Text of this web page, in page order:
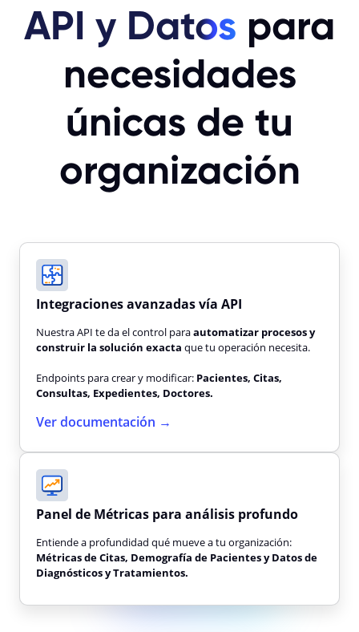
API y Datos para
necesidades
únicas de tu
organización
Integraciones avanzadas vía API
Nuestra API te da el control paraautomatizar procesos y
construir la solución exacta que tu operación necesita.
Endpoints para crear y modificar: Pacientes, Citas,
Consultas, Expedientes, Doctores.
Ver documentación →
Panel de Métricas para análisis profundo
Entiende a profundidad qué mueve a tu organización:
Métricas de Citas, Demografía de Pacientes y Datos de
Diagnósticos y Tratamientos.